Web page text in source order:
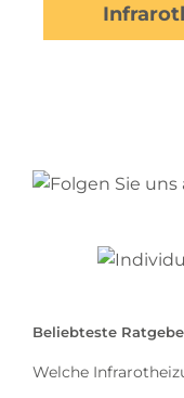
Beliebteste
Welche